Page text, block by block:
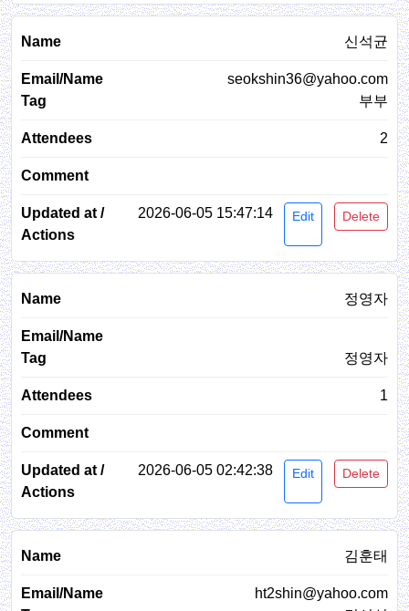
신석균
seokshin36@yahoo.com
부부
2
2026-06-05 15:47:14 Edit Delete
정영자
정영자
1
2026-06-05 02:42:38 Edit Delete
김훈태
ht2shin@yahoo.com